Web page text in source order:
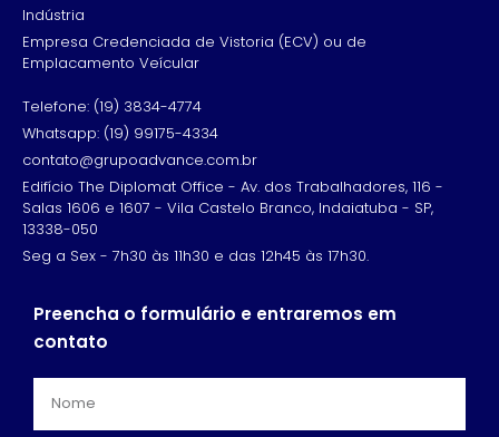
Indústria
Empresa Credenciada de Vistoria (ECV) ou de
Emplacamento Veícular
Telefone: (19) 3834-4774
Whatsapp: (19) 99175-4334
contato@grupoadvance.com.br
Edifício The Diplomat Office - Av. dos Trabalhadores, 116 -
Salas 1606 e 1607 - Vila Castelo Branco, Indaiatuba - SP,
13338-050
Seg a Sex - 7h30 às 11h30 e das 12h45 às 17h30.
Preencha o formulário e entraremos em
contato